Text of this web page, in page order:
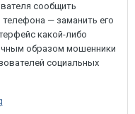
сообщить
— заманить его
какой-либо
образом мошенники
социальных